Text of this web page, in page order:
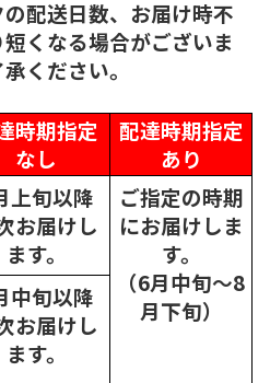
配送日数、お届け時不
くなる場合がございま
ください。
時期指定
なし
配達時期指定
あり
上旬以降
お届けし
ます。
ご指定の時期
にお届けしま
す。
（6月中旬～8
月下旬）
中旬以降
お届けし
ます。